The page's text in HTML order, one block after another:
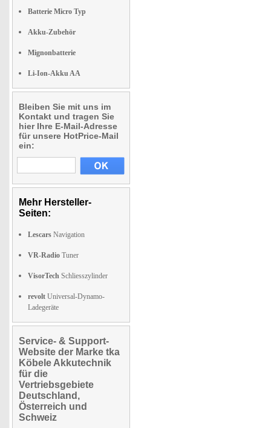
Batterie Micro Typ
Akku-Zubehör
Mignonbatterie
Li-Ion-Akku AA
Bleiben Sie mit uns im
Kontakt und tragen Sie
hier Ihre E-Mail-Adresse
für unsere HotPrice-Mail
ein:
Mehr Hersteller-
Seiten:
Lescars Navigation
VR-Radio Tuner
VisorTech Schliesszylinder
revolt Universal-Dynamo-
Ladegeräte
Service- & Support-
Website der Marke tka
Köbele Akkutechnik
für die
Vertriebsgebiete
Deutschland,
Österreich und
Schweiz